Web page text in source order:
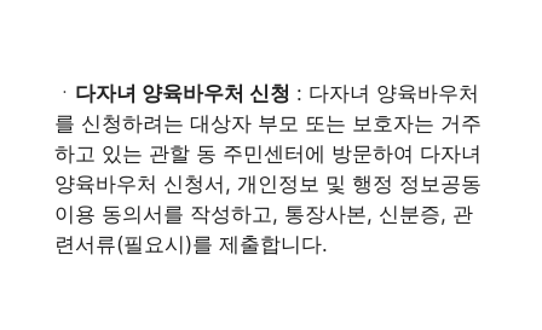
ㆍ 다자녀 양육바우처 신청 : 다자녀 양육바우처
를 신청하려는 대상자 부모 또는 보호자는 거주
하고 있는 관할 동 주민센터에 방문하여 다자녀
양육바우처 신청서, 개인정보 및 행정 정보공동
이용 동의서를 작성하고, 통장사본, 신분증, 관
련서류(필요시)를 제출합니다.